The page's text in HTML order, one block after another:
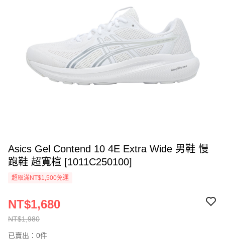
Asics Gel Contend 10 4E Extra Wide 男鞋 慢
跑鞋 超寬楦 [1011C250100]
超取滿NT$1,500免運
NT$1,980
NT$1,680
已賣出：0件